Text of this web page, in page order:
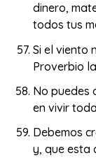
dinero,
todos tus
Si el viento
Proverbio
No puedes
en vivir
Debemos
y, que esta